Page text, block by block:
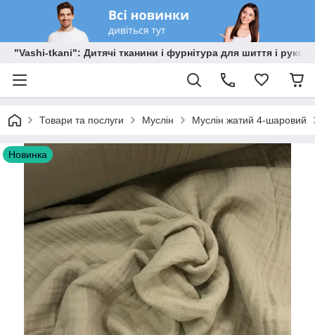
"Vashi-tkani": Дитячі тканини і фурнітура для шиття і
Товари та послуги Муслін Муслін жатий 4-шаровий
Новинка